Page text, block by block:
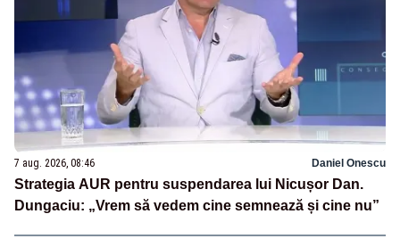
7 aug. 2026, 08:46 Daniel Onescu
Strategia AUR pentru suspendarea lui Nicușor Dan.
Dungaciu: „Vrem să vedem cine semnează și cine nu”